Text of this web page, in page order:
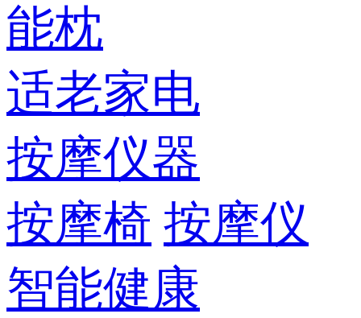
能枕
适老家电
按摩仪器
按摩椅 按摩仪
智能健康